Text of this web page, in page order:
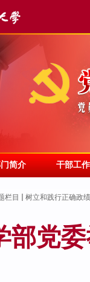
简介 干部工作
栏目 树立和践行正确政
部党